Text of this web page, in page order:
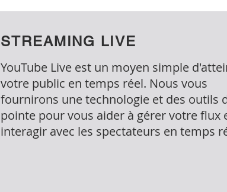
STREAMING LIVE
YouTube Live est un moyen simple
votre public en temps réel. Nous vous
fournirons une technologie et des outils
pointe pour vous aider à gérer votre flux
interagir avec les spectateurs en temps